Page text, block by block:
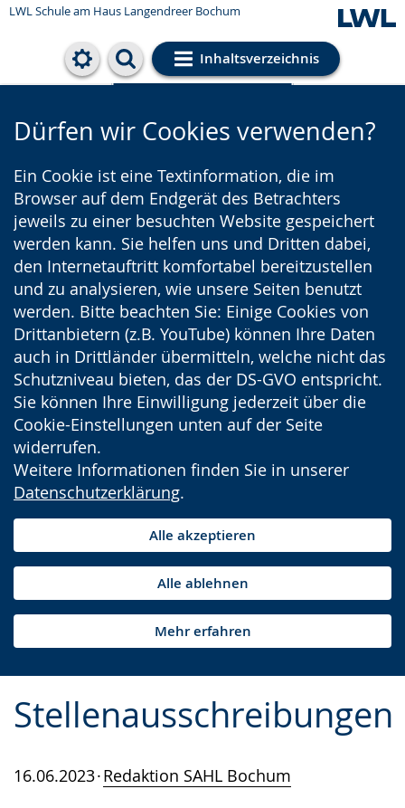
LWL Schule am Haus Langendreer Bochum
Inhaltsverzeichnis
Cookie-Einstellungen
Dürfen wir Cookies verwenden?
Ein Cookie ist eine Textinformation, die im
Browser auf dem Endgerät des Betrachters
jeweils zu einer besuchten Website gespeichert
werden kann. Sie helfen uns und Dritten dabei,
den Internetauftritt komfortabel bereitzustellen
und zu analysieren, wie unsere Seiten benutzt
werden. Bitte beachten Sie: Einige Cookies von
Drittanbietern (z.B. YouTube) können Ihre Daten
auch in Drittländer übermitteln, welche nicht das
Schutzniveau bieten, das der DS-GVO entspricht.
Sie können Ihre Einwilligung jederzeit über die
Cookie-Einstellungen unten auf der Seite
widerrufen.
Weitere Informationen finden Sie in unserer
Datenschutzerklärung.
Alle akzeptieren
Alle ablehnen
Mehr erfahren
Stellenausschreibungen
16.06.2023 Redaktion SAHL Bochum